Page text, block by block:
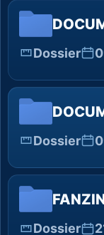
Dossier
Dossier
Dossier